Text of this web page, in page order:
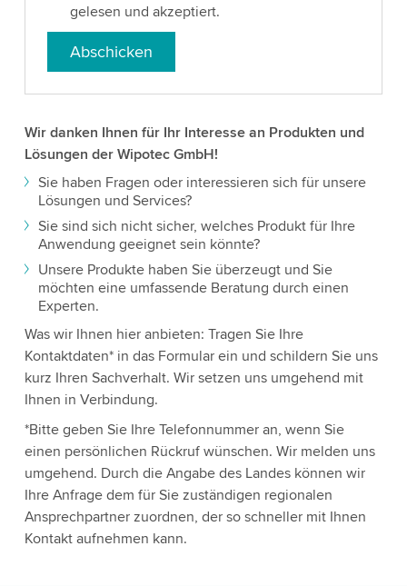
gelesen und akzeptiert.
Abschicken
Wir danken Ihnen für Ihr Interesse an Produkten und
Lösungen der Wipotec GmbH!
Sie haben Fragen oder interessieren sich für unsere
Lösungen und Services?
Sie sind sich nicht sicher, welches Produkt für Ihre
Anwendung geeignet sein könnte?
Unsere Produkte haben Sie überzeugt und Sie
möchten eine umfassende Beratung durch einen
Experten.
Was wir Ihnen hier anbieten: Tragen Sie Ihre
Kontaktdaten* in das Formular ein und schildern Sie uns
kurz Ihren Sachverhalt. Wir setzen uns umgehend mit
Ihnen in Verbindung.
*Bitte geben Sie Ihre Telefonnummer an, wenn Sie
einen persönlichen Rückruf wünschen. Wir melden uns
umgehend. Durch die Angabe des Landes können wir
Ihre Anfrage dem für Sie zuständigen regionalen
Ansprechpartner zuordnen, der so schneller mit Ihnen
Kontakt aufnehmen kann.